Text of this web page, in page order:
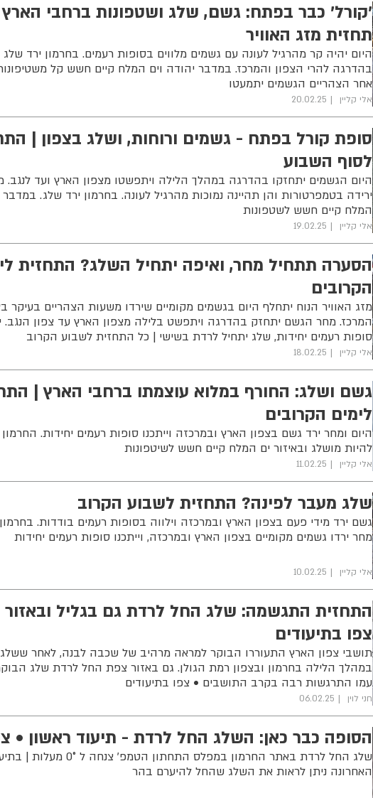
'קורל' כבר בפתח: גשם, שלג ושטפונות ברחבי
תחזית מזג האוויר
היום יהיה קר מהרגיל לעונה עם גשמים מלווים בסופות רעמים. בחרמון ירד
בהדרגה להרי הצפון והמרכז. במדבר יהודה וים המלח קיים חשש קל
אחר הצהריים הגשמים יתמעטו
אלי קליין 20.02.25
סופת קורל בפתח - גשמים ורוחות, ושלג בצפון |
לסוף השבוע
היום הגשמים יתחזקו בהדרגה במהלך הלילה ויתפשטו מצפון הארץ ועד לנגב.
ירידה בטמפרטורות והן תהיינה נמוכות מהרגיל לעונה. בחרמון ירד שלג. במדבר
המלח קיים חשש לשטפונות
אלי קליין 19.02.25
הסערה תתחיל מחר, ואיפה יתחיל השלג? התחזית
הקרובים
מזג האוויר הנוח יתחלף היום בגשמים מקומיים שירדו משעות הצהריים בעיקר
המרכז. מחר הגשם יתחזק בהדרגה ויתפשט בלילה מצפון הארץ עד צפון הנגב.
סופות רעמים יחידות, שלג יתחיל לרדת בשישי | כל התחזית לשבוע הקרוב
אלי קליין 18.02.25
גשם ושלג: החורף במלוא עוצמתו ברחבי הארץ |
לימים הקרובים
היום ומחר ירד גשם בצפון הארץ ובמרכזה וייתכנו סופות רעמים יחידות. החרמון
להיות מושלג ובאיזור ים המלח קיים חשש לשיטפונות
אלי קליין 11.02.25
שלג מעבר לפינה? התחזית לשבוע הקרוב
גשם ירד מידי פעם בצפון הארץ ובמרכזה וילווה בסופות רעמים בודדות.
מחר ירדו גשמים מקומיים בצפון הארץ ובמרכזה, וייתכנו סופות רעמים יחידות
אלי קליין 10.02.25
התחזית התגשמה: שלג החל לרדת גם בגליל
צפו בתיעודים
תושבי צפון הארץ התעוררו הבוקר למראה מרהיב של שכבה לבנה, לאחר
במהלך הלילה בחרמון ובצפון רמת הגולן. גם באזור צפת החל לרדת שלג
עמו התרגשות רבה בקרב התושבים • צפו בתיעודים
חני לוין 06.02.25
הסופה כבר כאן: השלג החל לרדת - תיעוד ראשון •
שלג החל לרדת באתר החרמון במפלס
האחרונה ניתן לראות את השלג שהחל להיערם בהר